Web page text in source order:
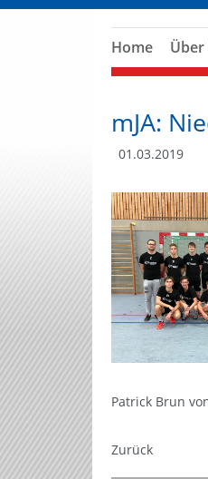
Home Über
mJA:
01.03.2019
Patrick Brun
Zurück